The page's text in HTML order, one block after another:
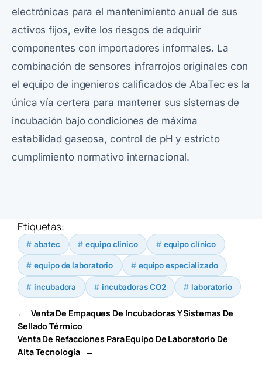
electrónicas para el mantenimiento anual de sus
activos fijos, evite los riesgos de adquirir
componentes con importadores informales. La
combinación de sensores infrarrojos originales con
el equipo de ingenieros calificados de AbaTec es la
única vía certera para mantener sus sistemas de
incubación bajo condiciones de máxima
estabilidad gaseosa, control de pH y estricto
cumplimiento normativo internacional.
Etiquetas:
abatec equipo clinico equipo clínico
equipo de laboratorio equipo especializado
incubadora incubadoras CO2 laboratorio
← Venta De Empaques De Incubadoras Y Sistemas De
Sellado Térmico
Venta De Refacciones Para Equipo De Laboratorio De
Alta Tecnología
→